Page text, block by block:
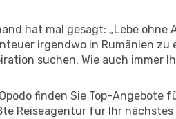
hat mal gesagt: „Lebe ohne
irgendwo in Rumänien zu
suchen. Wie auch immer
finden Sie Top-Angebote
Reiseagentur für Ihr nächstes